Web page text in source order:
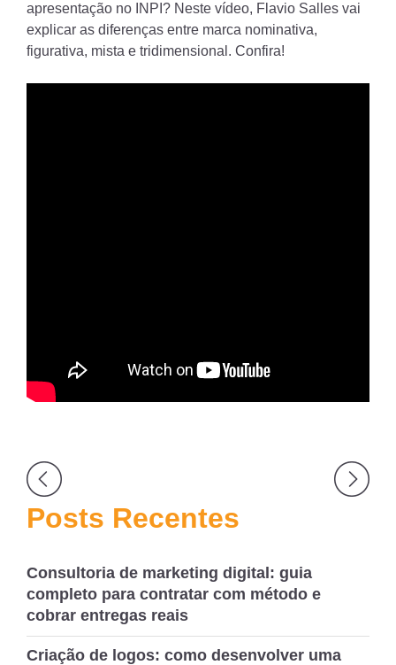
apresentação no INPI? Neste vídeo, Flavio Salles vai
explicar as diferenças entre marca nominativa,
figurativa, mista e tridimensional. Confira!
Navegação
de
Posts Recentes
Consultoria de marketing digital: guia
completo para contratar com método e
cobrar entregas reais
Criação de logos: como desenvolver uma